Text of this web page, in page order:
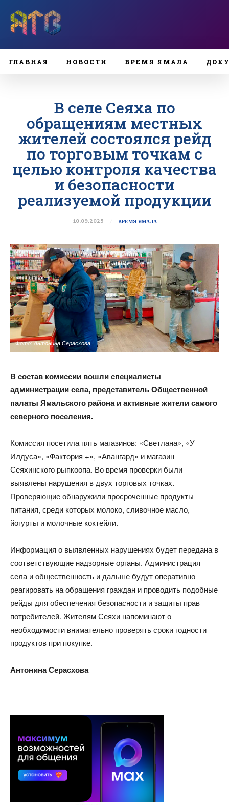
ГЛАВНАЯ НОВОСТИ ВРЕМЯ ЯМАЛА
В селе Сеяха по
обращениям местных
жителей состоялся рейд
по торговым точкам с
целью контроля качества
и безопасности
реализуемой продукции
10.09.2025 ВРЕМЯ ЯМАЛА
Фото: Антонина Серасхова
В состав комиссии вошли специалисты
администрации села, представитель Общественной
палаты Ямальского района и активные жители самого
северного поселения.
Комиссия посетила пять магазинов: «Светлана», «У
Илдуса», «Фактория +», «Авангард» и магазин
Сеяхинского рыпкоопа. Во время проверки были
выявлены нарушения в двух торговых точках.
Проверяющие обнаружили просроченные продукты
питания, среди которых молоко, сливочное масло,
йогурты и молочные коктейли.
Информация о выявленных нарушениях будет передана в
соответствующие надзорные органы. Администрация
села и общественность и дальше будут оперативно
реагировать на обращения граждан и проводить подобные
рейды для обеспечения безопасности и защиты прав
потребителей. Жителям Сеяхи напоминают о
необходимости внимательно проверять сроки годности
продуктов при покупке.
Антонина Серасхова